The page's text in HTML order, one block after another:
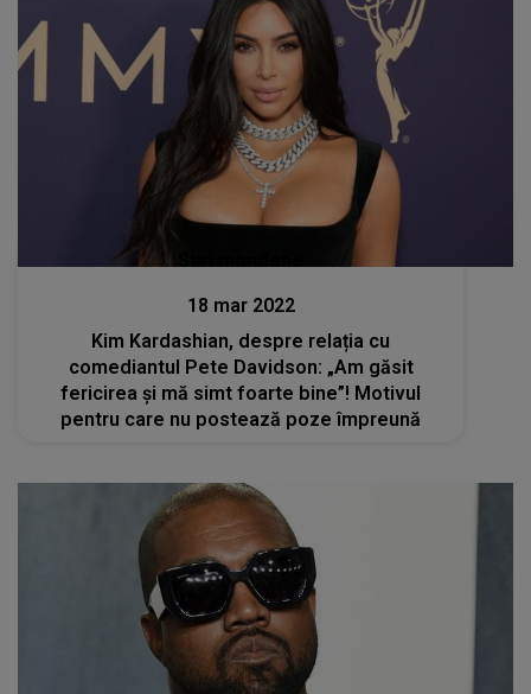
18 mar 2022
Kim Kardashian, despre relația cu
comediantul Pete Davidson: „Am găsit
fericirea și mă simt foarte bine”! Motivul
pentru care nu postează poze împreună